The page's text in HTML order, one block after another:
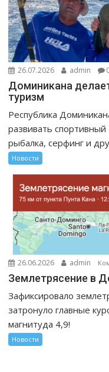
26.07.2026 admin
Доминикана
туризм
Республика
развивать
рыбалка, серфинг и
Новости
26.06.2026 admin
Землетрясение в
Зафиксировало
затронуло главные
магнитуда 4,9!
Новости